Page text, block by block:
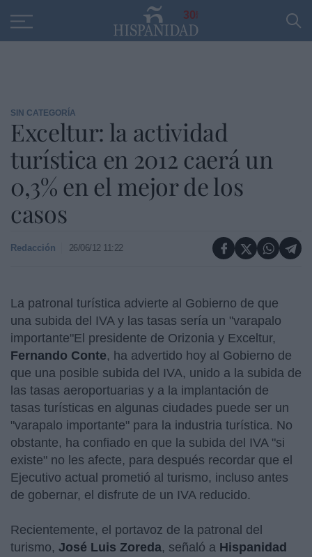
30
SIN CATEGORÍA
Exceltur: la actividad
turística en 2012 caerá un
0,3% en el mejor de los
casos
Redacción 26/06/12 11:22
La patronal turística advierte al Gobierno de que
una subida del IVA y las tasas sería un "varapalo
importante"El presidente de Orizonia y Exceltur,
Fernando Conte, ha advertido hoy al Gobierno de
que una posible subida del IVA, unido a la subida de
las tasas aeroportuarias y a la implantación de
tasas turísticas en algunas ciudades puede ser un
"varapalo importante" para la industria turística. No
obstante, ha confiado en que la subida del IVA "si
existe" no les afecte, para después recordar que el
Ejecutivo actual prometió al turismo, incluso antes
de gobernar, el disfrute de un IVA reducido.
Recientemente, el portavoz de la patronal del
turismo, José Luis Zoreda, señaló a Hispanidad